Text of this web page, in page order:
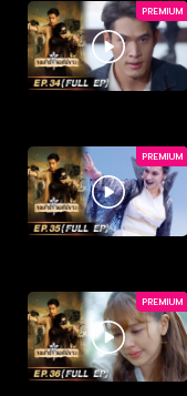
PREMIUM
PREMIUM
PREMIUM